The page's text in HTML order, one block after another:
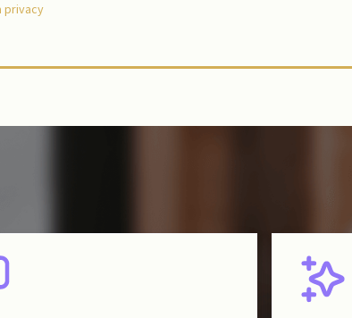
privacy